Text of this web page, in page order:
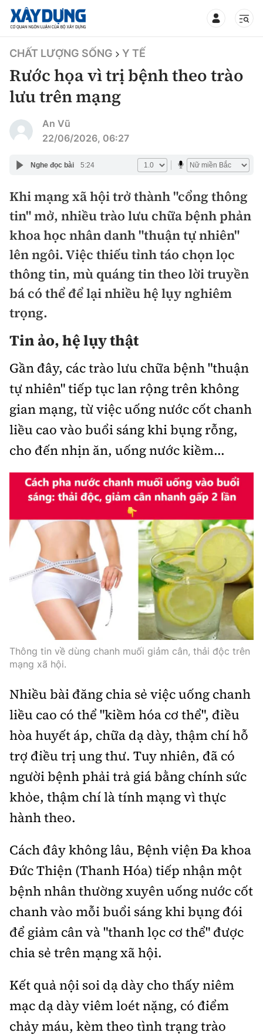
TIN BỘ XÂY DỰNG
CHUYÊN MỤC
Thời sự
Chính trị
Xã hội
Chuyện dọc đường
Cải chính
Xây dựng
Chỉ đạo điều hành
Quy hoạch kiến trúc
Vật liệu xây dựng
Giám định chất lượng
Quản lý đô thị
Giao thông
Quản lý
Đường bộ
Hàng không
Đường sắt
Đường sắt tốc độ cao
Đường thủy
Hàng hải
Đường sắt đô thị
Nhà thầu
Mời thầu - Đấu thầu
Thi viết về GTVT
Kinh tế
Thị trường
Tài chính
Chứng khoán
Bảo hiểm
Doanh nghiệp
An ninh hình sự
Điều tra
Hỏi - Đáp
An toàn giao thông
Giao thông 24h
ATGT địa phương
Văn hóa giao thông
Lái xe an toàn
Chung tay vì ATGT
Gương sáng giao thông
Chất lượng sống
Giáo dục
Y tế
Đời sống
Văn hóa - Giải Trí
Văn hóa
Showbiz
Âm nhạc
Bóng đá
Bình luận
Hậu trường sao
360 độ thể thao
Công nghệ
Công nghệ mới
Sản phẩm mới
Thế giới
Thời sự Quốc tế
Hồ sơ tài liệu
Thế giới giao thông
Thế giới xây dựng
Đi ++
Khám phá
Lối sống
Video
Khám phá
Camera giao thông
Câu chuyện giao thông
Giải trí - Thể thao
Cơ quan chủ quản: Bộ Xây dựng
Giấy phép số: 03/GP-BVHTTDL, cấp ngày 1/4/2025.
Tòa soạn: Số 2 Nguyễn Công Hoan, phường Giảng Võ,
Hà Nội.
Tổng biên tập:Nguyễn Thị Hồng Nga
Phó Tổng biên tập:
Hotline:
0901 514 799
Quảng cáo và Phát hành:
0915 057 282
Email:bandoc@baoxaydung.vn
Cấm sao chép dưới mọi hình thức nếu không có sự
Thông tin tòa
soạn
CHẤT LƯỢNG SỐNG Y TẾ
Rước họa vì trị bệnh theo trào
lưu trên mạng
An Vũ
22/06/2026, 06:27
Nghe đọc bài 5:24
Khi mạng xã hội trở thành "cổng thông
tin" mở, nhiều trào lưu chữa bệnh phản
khoa học nhân danh "thuận tự nhiên"
lên ngôi. Việc thiếu tỉnh táo chọn lọc
thông tin, mù quáng tin theo lời truyền
bá có thể để lại nhiều hệ lụy nghiêm
trọng.
Tin ảo, hệ lụy thật
Gần đây, các trào lưu chữa bệnh "thuận
tự nhiên" tiếp tục lan rộng trên không
gian mạng, từ việc uống nước cốt chanh
liều cao vào buổi sáng khi bụng rỗng,
cho đến nhịn ăn, uống nước kiềm...
Thông tin về dùng chanh muối giảm cân, thải độc trên
mạng xã hội.
Nhiều bài đăng chia sẻ việc uống chanh
liều cao có thể "kiềm hóa cơ thể", điều
hòa huyết áp, chữa dạ dày, thậm chí hỗ
trợ điều trị ung thư. Tuy nhiên, đã có
người bệnh phải trả giá bằng chính sức
khỏe, thậm chí là tính mạng vì thực
hành theo.
Cách đây không lâu, Bệnh viện Đa khoa
Đức Thiện (Thanh Hóa) tiếp nhận một
bệnh nhân thường xuyên uống nước cốt
chanh vào mỗi buổi sáng khi bụng đói
để giảm cân và "thanh lọc cơ thể" được
chia sẻ trên mạng xã hội.
Kết quả nội soi dạ dày cho thấy niêm
mạc dạ dày viêm loét nặng, có điểm
chảy máu, kèm theo tình trạng trào